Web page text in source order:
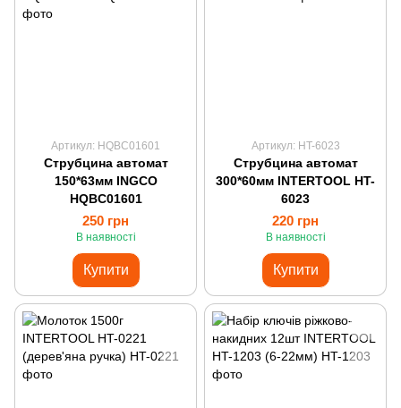
Артикул: HQBC01601
Струбцина автомат
150*63мм INGCO
HQBC01601
250 грн
В наявності
Купити
Артикул: HT-6023
Струбцина автомат
300*60мм INTERTOOL HT-
6023
220 грн
В наявності
Купити